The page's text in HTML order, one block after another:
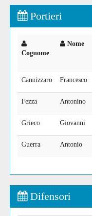
Portieri
Cognome
Nome
Cannizzaro Francesco
Fezza Antonino
Grieco Giovanni
Guerra Antonio
Difensori